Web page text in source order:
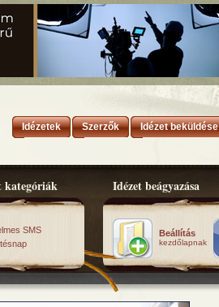
Idézetek Szerzők Idézet beküldése
kategóriák
SMS
Idézet beágyazása
Beállítás
kezdőlapnak